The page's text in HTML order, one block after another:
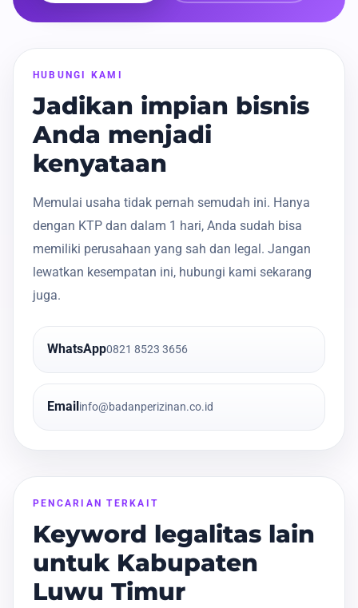
HUBUNGI KAMI
Jadikan impian bisnis
Anda menjadi
kenyataan
Memulai usaha tidak pernah semudah ini. Hanya
dengan KTP dan dalam 1 hari, Anda sudah bisa
memiliki perusahaan yang sah dan legal. Jangan
lewatkan kesempatan ini, hubungi kami sekarang
juga.
WhatsApp0821 8523 3656
Email info@badanperizinan.co.id
PENCARIAN TERKAIT
Keyword legalitas lain
untuk Kabupaten
Luwu Timur